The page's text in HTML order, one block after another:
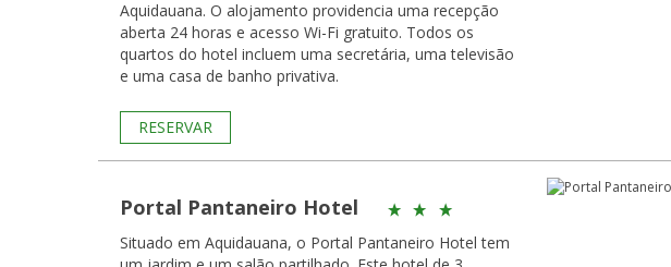
Aquidauana. O alojamento providencia uma recepção
aberta 24 horas e acesso Wi-Fi gratuito. Todos os
quartos do hotel incluem uma secretária, uma televisão
e uma casa de banho privativa.
RESERVAR
Portal Pantaneiro Hotel
Situado em Aquidauana, o Portal Pantaneiro Hotel tem